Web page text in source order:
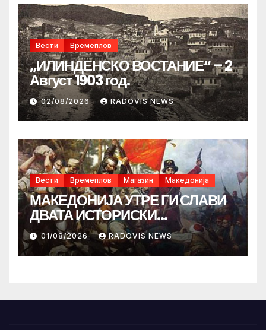
Вести Времеплов
„ИЛИНДЕНСКО ВОСТАНИЕ“ – 2
Август 1903 год.
02/08/2026 RADOVIS NEWS
Вести Времеплов Магазин Македонија
МАКЕДОНИЈА УТРЕ ГИ СЛАВИ
ДВАТА ИСТОРИСКИ
ИЛИНДЕНА!
01/08/2026 RADOVIS NEWS